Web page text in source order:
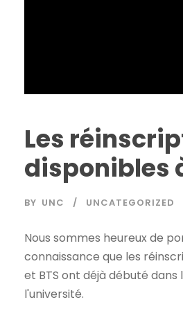
Les
disponibles
BY UNC UNCATEGORIZED
Nous sommes heureux de
connaissance que les
et BTS ont déjà débuté dans
l'université.